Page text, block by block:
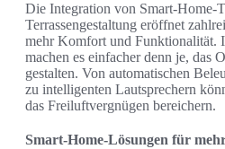
Die Integration von Smart-Home-
Terrassengestaltung eröffnet
mehr Komfort und Funktionalität.
machen es einfacher denn je, das
gestalten. Von automatischen
zu intelligenten Lautsprechern
das Freiluftvergnügen bereichern.
Smart-Home-Lösungen für